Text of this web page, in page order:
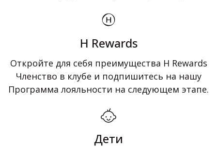
H Rewards
Откройте для себя преимущества H Rewards
Членство в клубе и подпишитесь на нашу
Программа лояльности на следующем этапе.
Дети